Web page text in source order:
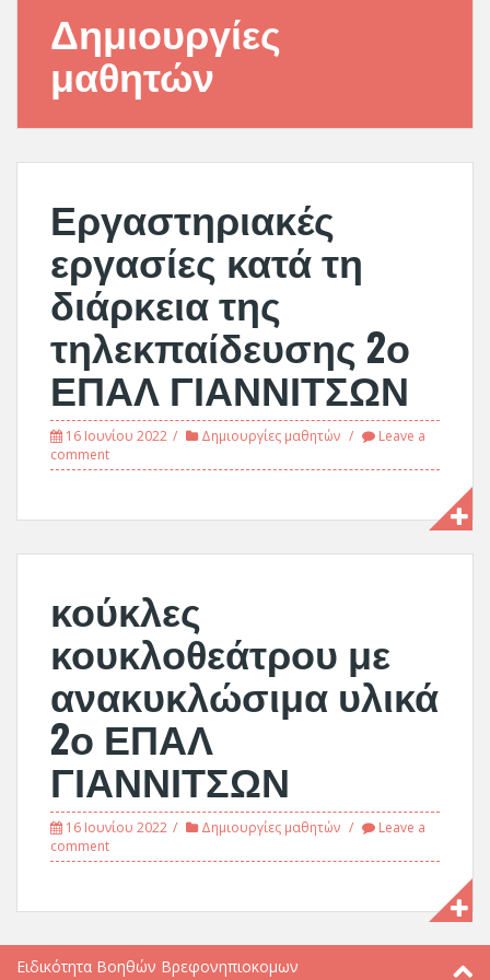
Δημιουργίες
μαθητών
Εργαστηριακές
εργασίες κατά τη
διάρκεια της
τηλεκπαίδευσης 2ο
ΕΠΑΛ ΓΙΑΝΝΙΤΣΩΝ
16 Ιουνίου 2022 Δημιουργίες μαθητών
Leave a
comment
κούκλες
κουκλοθεάτρου με
ανακυκλώσιμα υλικά
2ο ΕΠΑΛ
ΓΙΑΝΝΙΤΣΩΝ
16 Ιουνίου 2022 Δημιουργίες μαθητών
Leave a
comment
Ειδικότητα Βοηθών Βρεφονηπιοκομων